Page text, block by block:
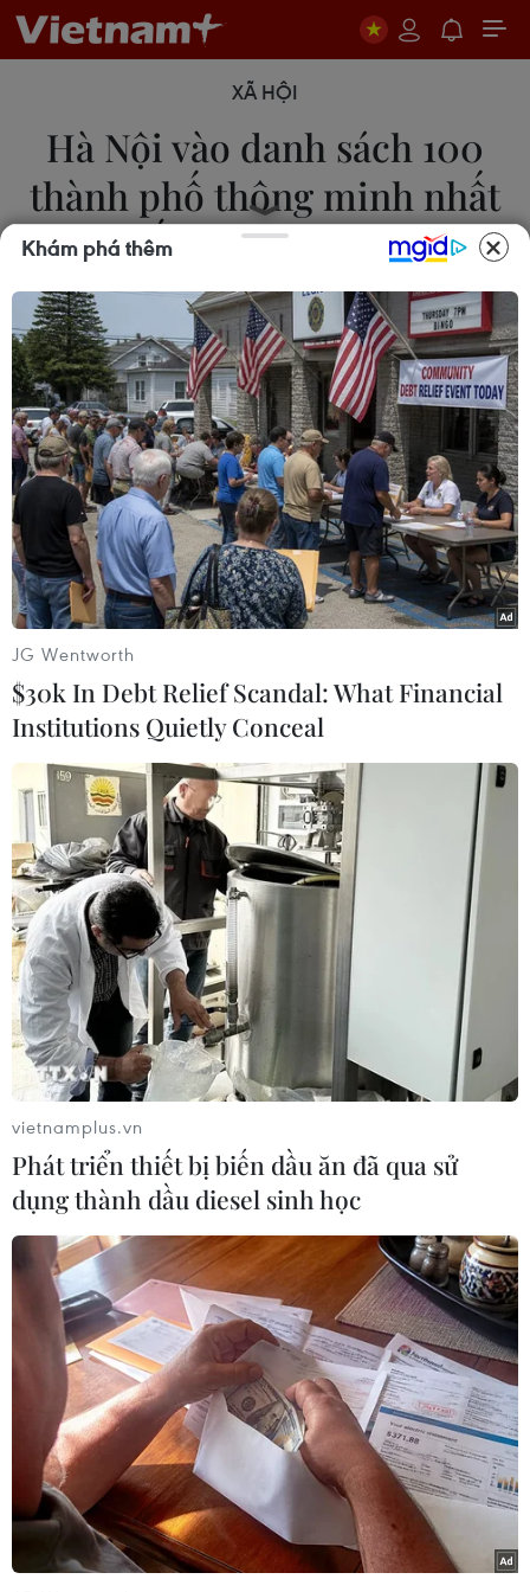
XÃ HỘI
Hà Nội vào danh sách 100
thành phố thông minh nhất
thế giới năm 2024
24/04/2024 00:01
Theo IMD, thành phố thông minh được định nghĩa
là “môi trường đô thị áp dụng công nghệ để nâng
cao lợi thế và giảm thiểu những hạn chế của quá
trình đô thị hóa cho người dân."
Khám phá thêm
JG Wentworth
$30k In Debt Relief Scandal: What Financial
Institutions Quietly Conceal
vietnamplus.vn
Phát triển thiết bị biến dầu ăn đã qua sử
dụng thành dầu diesel sinh học